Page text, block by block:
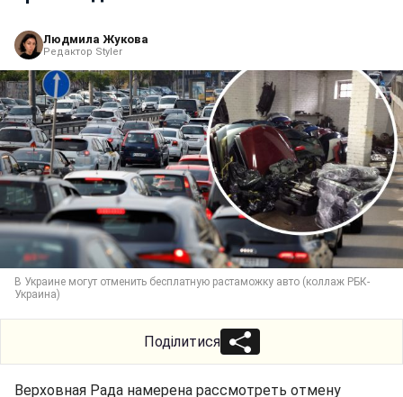
Людмила Жукова
Редактор Styler
В Украине могут отменить бесплатную растаможку авто (коллаж РБК-
Украина)
Поділитися
Верховная Рада намерена рассмотреть отмену